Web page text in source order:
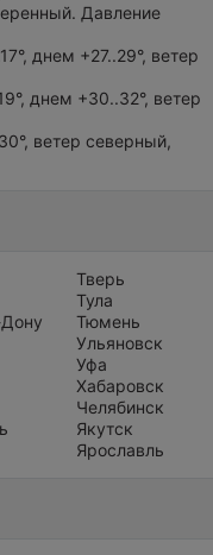
Давление
днем +27..29°, ветер
днем +30..32°, ветер
ветер северный,
Тверь
Тула
Тюмень
Ульяновск
Уфа
Хабаровск
Челябинск
Якутск
Ярославль